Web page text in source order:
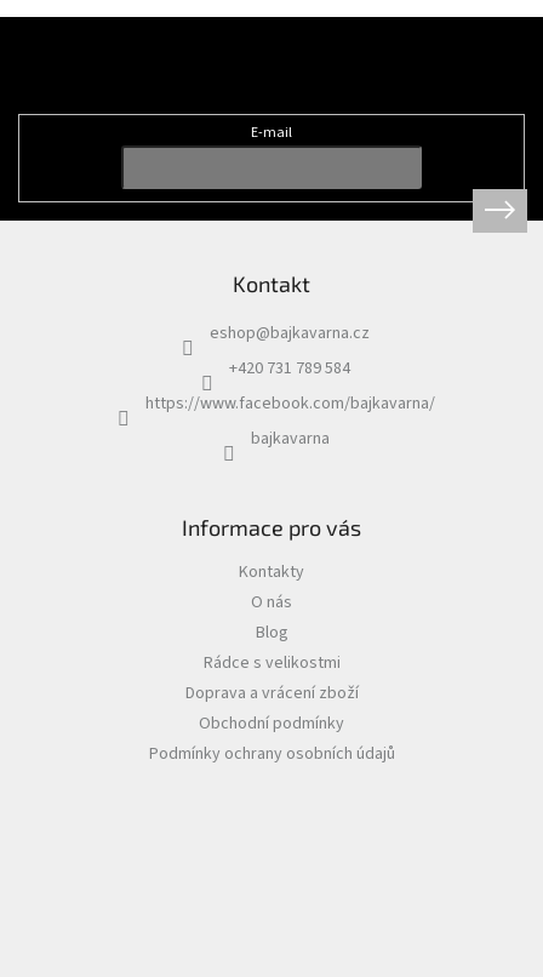
E-mail
Kontakt
eshop@bajkavarna.cz
+420 731 789 584
https://www.facebook.com/bajkavarna/
bajkavarna
Informace pro vás
Kontakty
O nás
Blog
Rádce s velikostmi
Doprava a vrácení zboží
Obchodní podmínky
Podmínky ochrany osobních údajů